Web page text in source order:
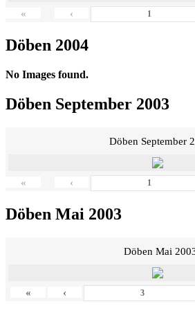
« ‹
Döben 2004
No Images found.
Döben September 2003
Döben September
« ‹
Döben Mai 2003
Döben Mai
« ‹